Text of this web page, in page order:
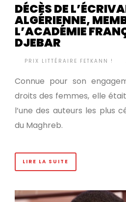
DÉCÈS DE
ALGÉRIENNE,
L’ACADÉMIE
DJEBAR
PRIX LITTÉRAIRE FETKANN !
Connue pour son
droits des femmes, elle
l’une des auteurs les plus
du Maghreb.
LIRE LA SUITE